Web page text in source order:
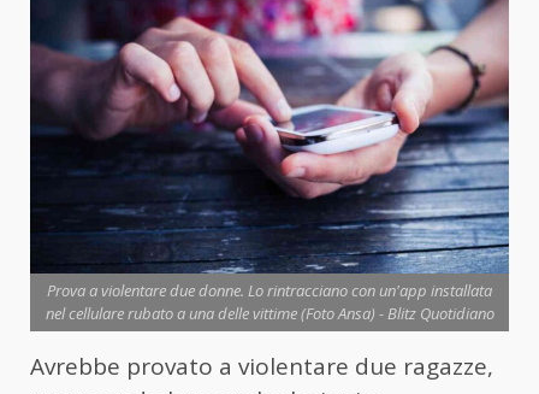
Prova a violentare due donne. Lo rintracciano con un'app installata
nel cellulare rubato a una delle vittime (Foto Ansa) - Blitz Quotidiano
Avrebbe provato a violentare due ragazze,